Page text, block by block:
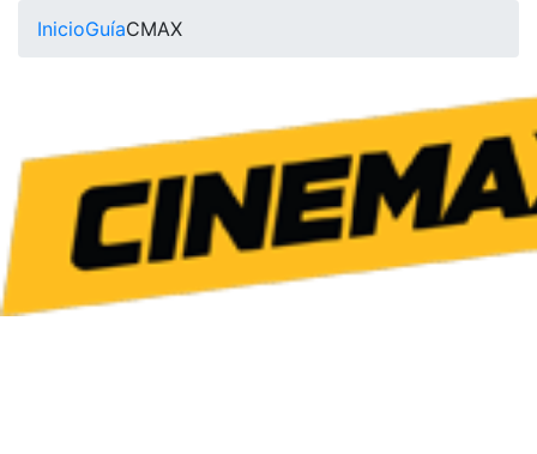
InicioGuíaCMAX